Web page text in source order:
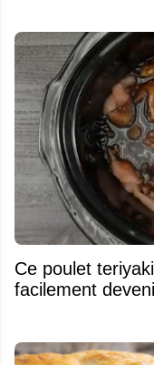
Ce poulet
facilement